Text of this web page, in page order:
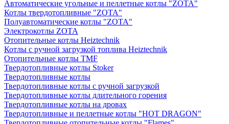
Автоматические угольные и пеллетные котлы "ZOTA"
Котлы твердотопливные "ZOTA"
Полуавтоматические котлы "ZOTA"
Электрокотлы ZOTA
Отопительные котлы Heiztechnik
Котлы с ручной загрузкой топлива Heiztechnik
Отопительные котлы TMF
Твердотопливные котлы Stoker
Твердотопливные котлы
Твердотопливные котлы с ручной загрузкой
Твердотопливные котлы длительного горения
Твердотопливные котлы на дровах
Твердотопливные и пеллетные котлы "HOT DRAGON"